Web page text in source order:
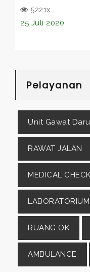
5221x
25 Juli 2020
Pelayanan
Unit Gawat
RAWAT JALAN
MEDICAL
LABORATORIUM
RUANG OK
AMBULANCE